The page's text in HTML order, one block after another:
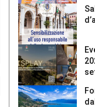
Nome:*